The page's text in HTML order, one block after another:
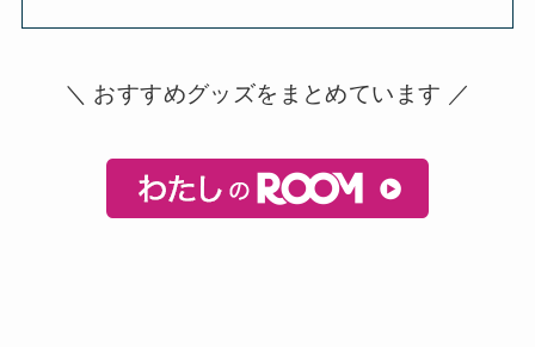
＼ おすすめグッズをまとめています ／